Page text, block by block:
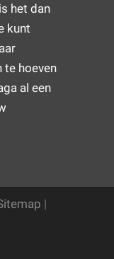
het dan
kunt
te hoeven
al een
|